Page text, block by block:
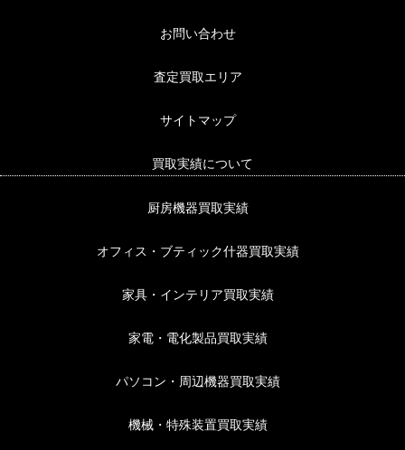
お問い合わせ
査定買取エリア
サイトマップ
買取実績について
厨房機器買取実績
オフィス・ブティック什器買取実績
家具・インテリア買取実績
家電・電化製品買取実績
パソコン・周辺機器買取実績
機械・特殊装置買取実績